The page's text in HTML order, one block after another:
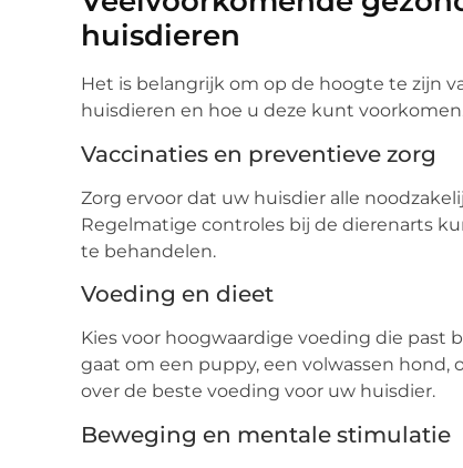
huisdieren
Het is belangrijk om op de hoogte te zijn
huisdieren en hoe u deze kunt
Vaccinaties en preventieve zorg
Zorg ervoor dat uw huisdier alle
Regelmatige controles bij de dierenarts
te behandelen.
Voeding en dieet
Kies voor hoogwaardige voeding die past
gaat om een puppy, een volwassen hond,
over de beste voeding voor uw huisdier.
Beweging en mentale stimulatie